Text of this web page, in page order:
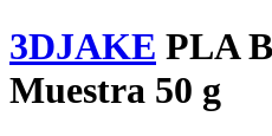
3DJAKE PLA
Muestra 50 g